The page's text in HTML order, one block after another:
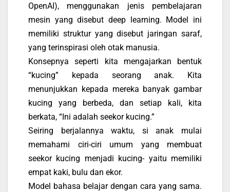
OpenAI), menggunakan jenis pembelajaran
mesin yang disebut deep learning. Model ini
memiliki struktur yang disebut jaringan saraf,
yang terinspirasi oleh otak manusia.
Konsepnya seperti kita mengajarkan bentuk
“kucing” kepada seorang anak. Kita
menunjukkan kepada mereka banyak gambar
kucing yang berbeda, dan setiap kali, kita
berkata, “Ini adalah seekor kucing.”
Seiring berjalannya waktu, si anak mulai
memahami ciri-ciri umum yang membuat
seekor kucing menjadi kucing- yaitu memiliki
empat kaki, bulu dan ekor.
Model bahasa belajar dengan cara yang sama.